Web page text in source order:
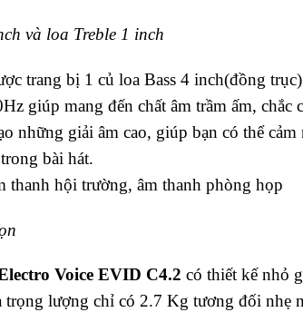
và loa Treble 1 inch
trang bị 1 củ loa Bass 4 inch(đồng
giúp mang đến chất âm trầm ấm, chắc
những giải âm cao, giúp bạn có thể
bài hát.
thanh hội trường, âm thanh phòng họp
Voice EVID C4.2 có thiết kế nhỏ
trọng lượng chỉ có 2.7 Kg tương đối